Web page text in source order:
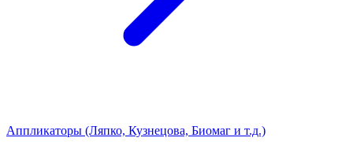
Аппликаторы (Ляпко, Кузнецова, Биомаг и т.д.)